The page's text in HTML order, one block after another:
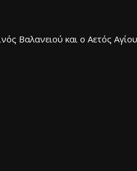
Βαλανειού και ο Αετός